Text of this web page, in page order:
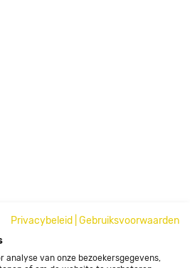
Privacybeleid
Gebruiksvoorwaarden
analyse van onze bezoekersgegevens,